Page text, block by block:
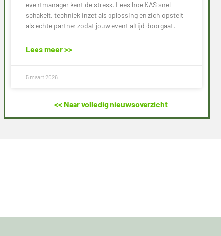
eventmanager kent de stress. Lees hoe KAS snel
schakelt, techniek inzet als oplossing en zich opstelt
als echte partner zodat jouw event altijd doorgaat.
Lees meer >>
5 maart 2026
<< Naar volledig nieuwsoverzicht